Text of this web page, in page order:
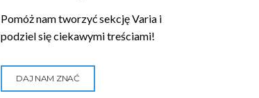
Pomóż nam tworzyć sekcję Varia i
podziel się ciekawymi treściami!
DAJ NAM ZNAĆ